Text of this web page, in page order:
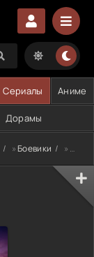
Сериалы Аниме
Дорамы
»Боевики » Живёшь только раз